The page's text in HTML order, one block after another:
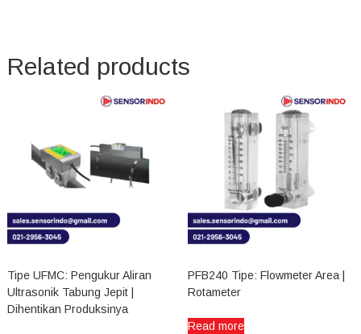
Related products
Tipe UFMC: Pengukur Aliran
Ultrasonik Tabung Jepit |
Dihentikan Produksinya
PFB240 Tipe: Flowmeter Area |
Rotameter
Read more